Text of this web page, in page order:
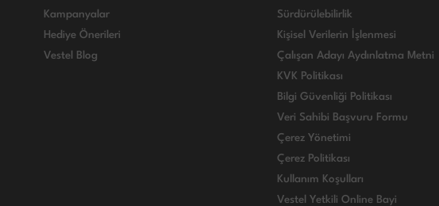
Kampanyalar
Hediye Önerileri
Vestel Blog
Sürdürülebilirlik
Kişisel Verilerin İşlenmesi
Çalışan Adayı Aydınlatma Metni
KVK Politikası
Bilgi Güvenliği Politikası
Veri Sahibi Başvuru Formu
Çerez Yönetimi
Çerez Politikası
Kullanım Koşulları
Vestel Yetkili Online Bayi